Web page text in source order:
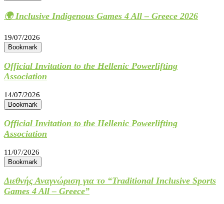
🌍 Inclusive Indigenous Games 4 All – Greece 2026
19/07/2026
Bookmark
Official Invitation to the Hellenic Powerlifting
Association
14/07/2026
Bookmark
Official Invitation to the Hellenic Powerlifting
Association
11/07/2026
Bookmark
Διεθνής Αναγνώριση για το “Traditional Inclusive Sports
Games 4 All – Greece”